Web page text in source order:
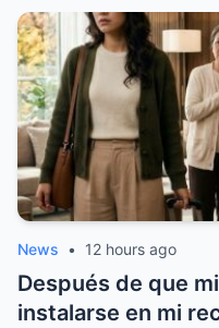
la historia y
muchas personas,
que ya no
responder.
News • 12 hours ago
Después de que
instalarse en mi